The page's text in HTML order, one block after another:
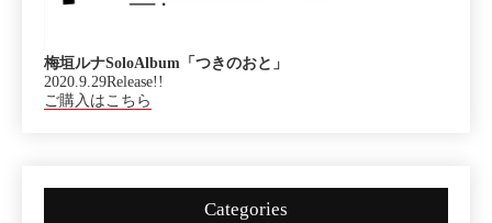
梅垣ルナSoloAlbum「つきのおと」
2020.9.29Release!!
ご購入はこちら
Categories